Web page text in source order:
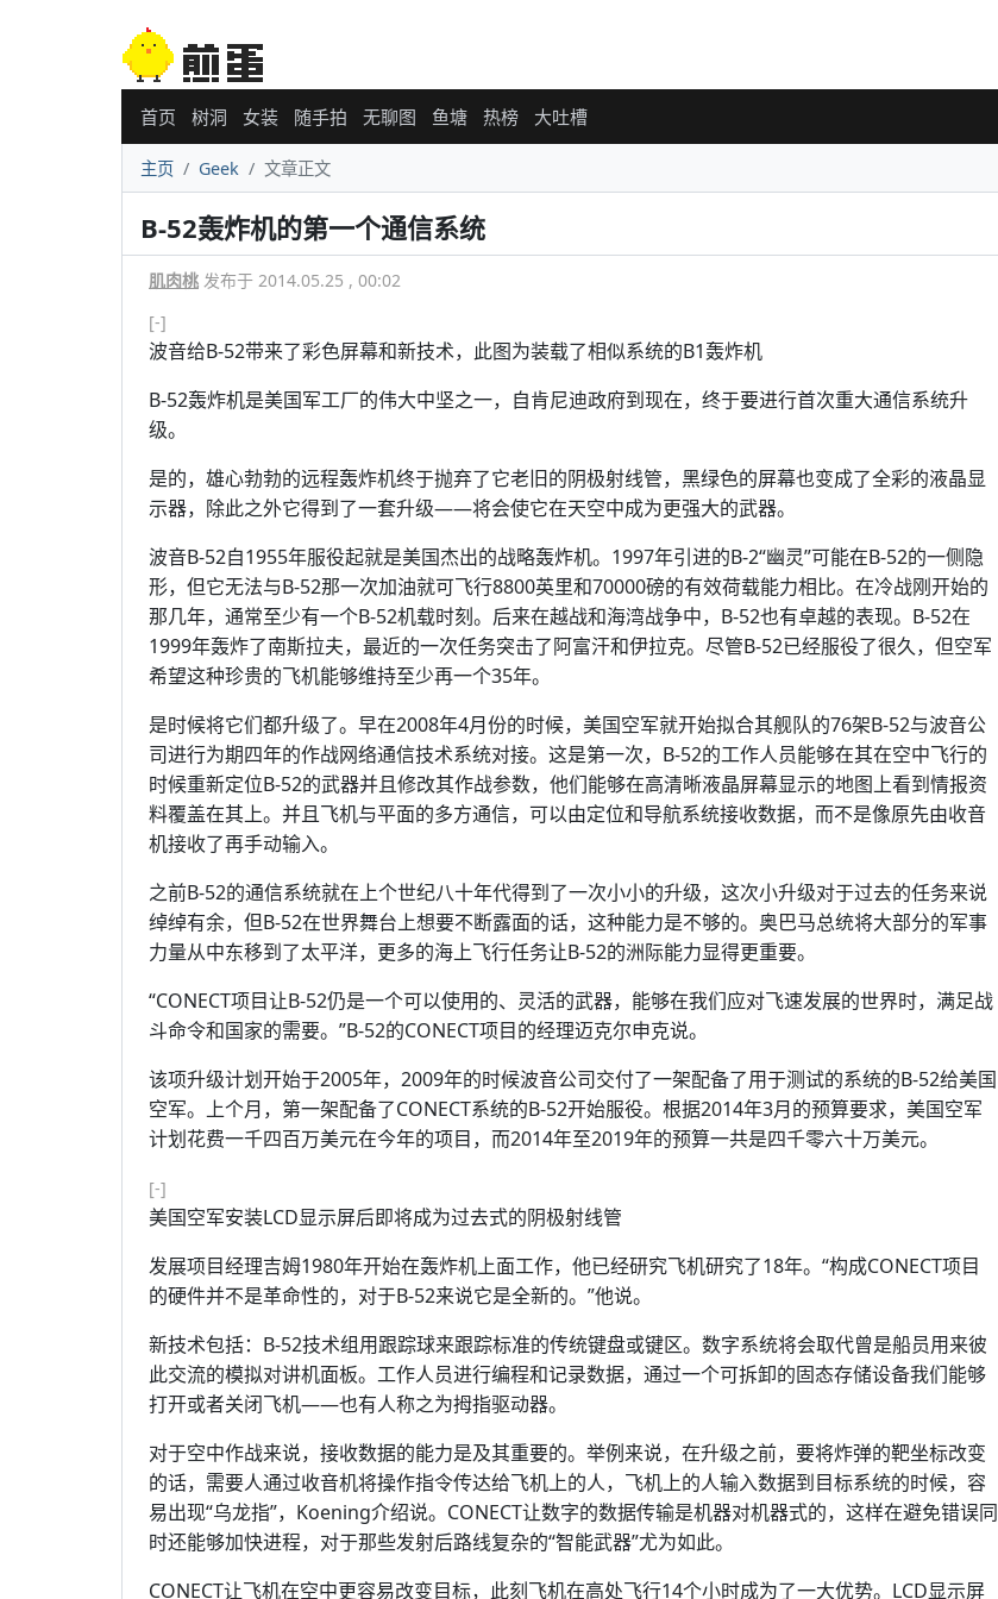
首页 树洞 女装 随手拍 无聊图 鱼塘 热榜 大吐槽
主页 Geek 文章正文
B-52轰炸机的第一个通信系统
肌肉桃 发布于 2014.05.25 , 00:02
[-]
波音给B-52带来了彩色屏幕和新技术，此图为装载了相似系统的B1轰炸机
B-52轰炸机是美国军工厂的伟大中坚之一，自肯尼迪政府到现在，终于要进行首次重大通信系统升
级。
是的，雄心勃勃的远程轰炸机终于抛弃了它老旧的阴极射线管，黑绿色的屏幕也变成了全彩的液晶显
示器，除此之外它得到了一套升级——将会使它在天空中成为更强大的武器。
波音B-52自1955年服役起就是美国杰出的战略轰炸机。1997年引进的B-2“幽灵”可能在B-52的一侧隐
形，但它无法与B-52那一次加油就可飞行8800英里和70000磅的有效荷载能力相比。在冷战刚开始的
那几年，通常至少有一个B-52机载时刻。后来在越战和海湾战争中，B-52也有卓越的表现。B-52在
1999年轰炸了南斯拉夫，最近的一次任务突击了阿富汗和伊拉克。尽管B-52已经服役了很久，但空军
希望这种珍贵的飞机能够维持至少再一个35年。
是时候将它们都升级了。早在2008年4月份的时候，美国空军就开始拟合其舰队的76架B-52与波音公
司进行为期四年的作战网络通信技术系统对接。这是第一次，B-52的工作人员能够在其在空中飞行的
时候重新定位B-52的武器并且修改其作战参数，他们能够在高清晰液晶屏幕显示的地图上看到情报资
料覆盖在其上。并且飞机与平面的多方通信，可以由定位和导航系统接收数据，而不是像原先由收音
机接收了再手动输入。
之前B-52的通信系统就在上个世纪八十年代得到了一次小小的升级，这次小升级对于过去的任务来说
绰绰有余，但B-52在世界舞台上想要不断露面的话，这种能力是不够的。奥巴马总统将大部分的军事
力量从中东移到了太平洋，更多的海上飞行任务让B-52的洲际能力显得更重要。
“CONECT项目让B-52仍是一个可以使用的、灵活的武器，能够在我们应对飞速发展的世界时，满足战
斗命令和国家的需要。”B-52的CONECT项目的经理迈克尔申克说。
该项升级计划开始于2005年，2009年的时候波音公司交付了一架配备了用于测试的系统的B-52给美国
空军。上个月，第一架配备了CONECT系统的B-52开始服役。根据2014年3月的预算要求，美国空军
计划花费一千四百万美元在今年的项目，而2014年至2019年的预算一共是四千零六十万美元。
[-]
美国空军安装LCD显示屏后即将成为过去式的阴极射线管
发展项目经理吉姆1980年开始在轰炸机上面工作，他已经研究飞机研究了18年。“构成CONECT项目
的硬件并不是革命性的，对于B-52来说它是全新的。”他说。
新技术包括：B-52技术组用跟踪球来跟踪标准的传统键盘或键区。数字系统将会取代曾是船员用来彼
此交流的模拟对讲机面板。工作人员进行编程和记录数据，通过一个可拆卸的固态存储设备我们能够
打开或者关闭飞机——也有人称之为拇指驱动器。
对于空中作战来说，接收数据的能力是及其重要的。举例来说，在升级之前，要将炸弹的靶坐标改变
的话，需要人通过收音机将操作指令传达给飞机上的人，飞机上的人输入数据到目标系统的时候，容
易出现“乌龙指”，Koening介绍说。CONECT让数字的数据传输是机器对机器式的，这样在避免错误同
时还能够加快进程，对于那些发射后路线复杂的“智能武器”尤为如此。
CONECT让飞机在空中更容易改变目标，此刻飞机在高处飞行14个小时成为了一大优势。LCD显示屏